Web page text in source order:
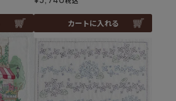
カートに入れる